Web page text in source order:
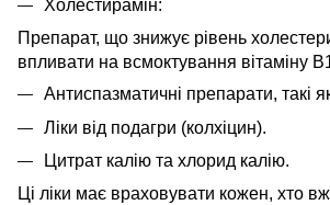
Холестирамін:
Препарат, що знижує рівень
впливати на всмоктування вітаміну
Антиспазматичні препарати, такі
Ліки від подагри (колхіцин).
Цитрат калію та хлорид калію.
Ці ліки має враховувати кожен, хто